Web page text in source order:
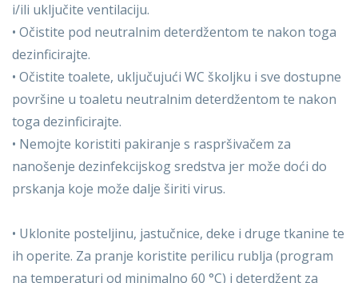
i/ili uključite ventilaciju.
• Očistite pod neutralnim deterdžentom te nakon toga
dezinficirajte.
• Očistite toalete, uključujući WC školjku i sve dostupne
površine u toaletu neutralnim deterdžentom te nakon
toga dezinficirajte.
• Nemojte koristiti pakiranje s raspršivačem za
nanošenje dezinfekcijskog sredstva jer može doći do
prskanja koje može dalje širiti virus.
• Uklonite posteljinu, jastučnice, deke i druge tkanine te
ih operite. Za pranje koristite perilicu rublja (program
na temperaturi od minimalno 60 °C) i deterdžent za